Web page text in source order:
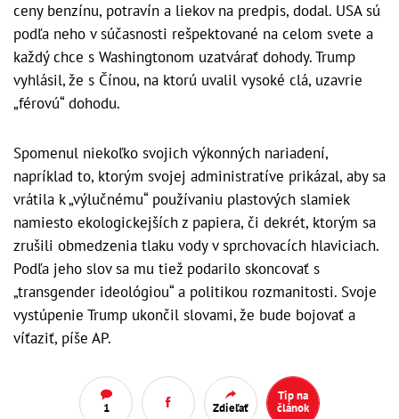
ceny benzínu, potravín a liekov na predpis, dodal. USA sú
podľa neho v súčasnosti rešpektované na celom svete a
každý chce s Washingtonom uzatvárať dohody. Trump
vyhlásil, že s Čínou, na ktorú uvalil vysoké clá, uzavrie
„férovú“ dohodu.
Spomenul niekoľko svojich výkonných nariadení,
napríklad to, ktorým svojej administratíve prikázal, aby sa
vrátila k „výlučnému“ používaniu plastových slamiek
namiesto ekologickejších z papiera, či dekrét, ktorým sa
zrušili obmedzenia tlaku vody v sprchovacích hlaviciach.
Podľa jeho slov sa mu tiež podarilo skoncovať s
„transgender ideológiou“ a politikou rozmanitosti. Svoje
vystúpenie Trump ukončil slovami, že bude bojovať a
víťaziť, píše AP.
1 Zdieľať
Tip na
článok